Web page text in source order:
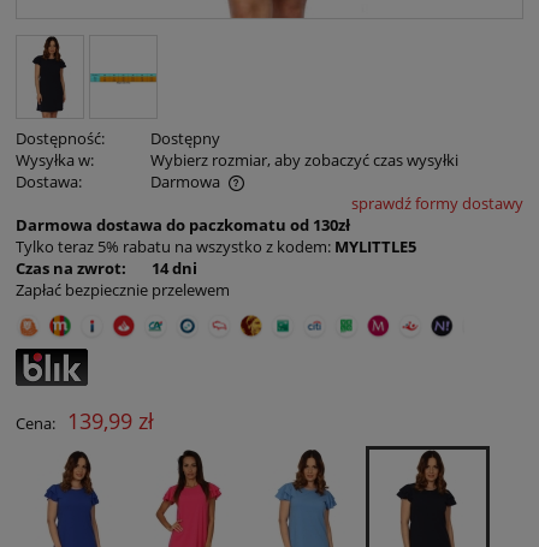
Dostępność:
Dostępny
Wysyłka w:
Wybierz rozmiar, aby zobaczyć czas wysyłki
Dostawa:
Darmowa
Cena nie zawiera ewentualnych kosztów płatnościsprawdź formy dostawy
Darmowa dostawa do paczkomatu od 130zł
Tylko teraz 5% rabatu na wszystko z kodem: MYLITTLE5
Czas na zwrot: 14 dni
Zapłać bezpiecznie przelewem
Cena: 139,99 zł